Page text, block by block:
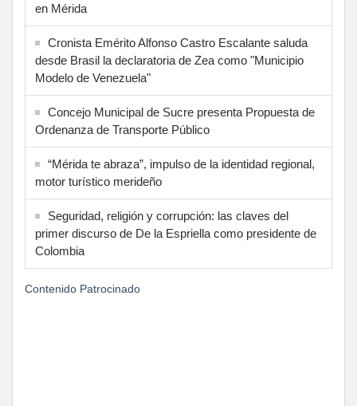
en Mérida
Cronista Emérito Alfonso Castro Escalante saluda
desde Brasil la declaratoria de Zea como "Municipio
Modelo de Venezuela"
Concejo Municipal de Sucre presenta Propuesta de
Ordenanza de Transporte Público
“Mérida te abraza”, impulso de la identidad regional,
motor turístico merideño
Seguridad, religión y corrupción: las claves del
primer discurso de De la Espriella como presidente de
Colombia
Contenido Patrocinado